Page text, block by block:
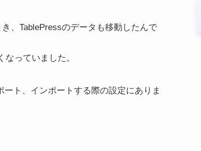
、TablePressのデータも移動したんで
っていました。
ト、インポートする際の設定にありま